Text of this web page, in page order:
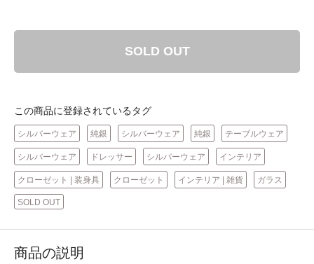
SOLD OUT
この商品に登録されているタグ
シルバーウェア 純銀 シルバーウェア 純銀 テーブルウェア
シルバーウェア ドレッサー シルバーウェア インテリア
クローゼット | 装身具 クローゼット インテリア | 雑貨 ガラス
SOLD OUT
商品の説明